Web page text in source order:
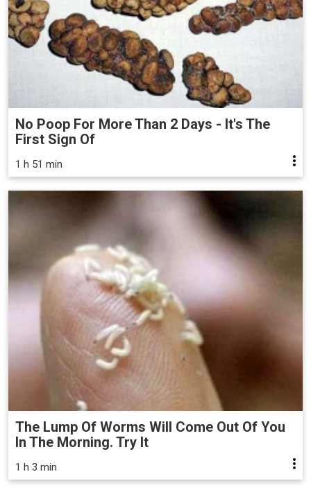
No Poop For More Than 2 Days - It's The
First Sign Of
1 h 51 min
The Lump Of Worms Will Come Out Of You
In The Morning. Try It
1 h 3 min